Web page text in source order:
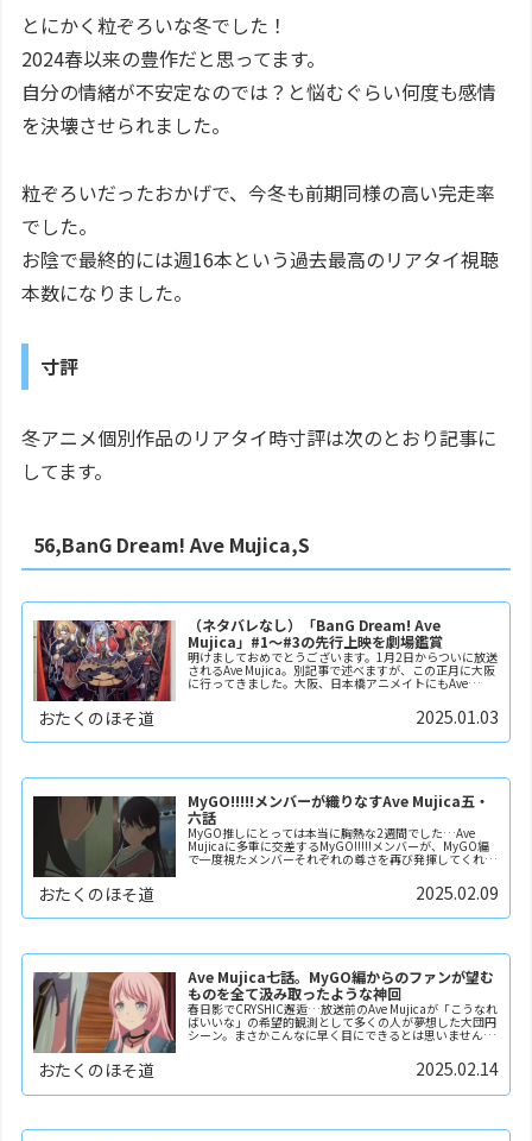
とにかく粒ぞろいな冬でした！
2024春以来の豊作だと思ってます。
自分の情緒が不安定なのでは？と悩むぐらい何度も感情
を決壊させられました。
粒ぞろいだったおかげで、今冬も前期同様の高い完走率
でした。
お陰で最終的には週16本という過去最高のリアタイ視聴
本数になりました。
寸評
冬アニメ個別作品のリアタイ時寸評は次のとおり記事に
してます。
56,BanG Dream! Ave Mujica,S
（ネタバレなし）「BanG Dream! Ave
Mujica」#1～#3の先行上映を劇場鑑賞
明けましておめでとうございます。1月2日からついに放送
されるAve Mujica。別記事で述べますが、この正月に大阪
に行ってきました。大阪、日本橋アニメイトにもAve
おたくのほそ道 2025.01.03
MyGO!!!!!メンバーが織りなすAve Mujica五・
六話
MyGO推しにとっては本当に胸熱な2週間でした…Ave
Mujicaに多重に交差するMyGO!!!!!メンバーが、MyGO編
で一度視たメンバーそれぞれの尊さを再び発揮してくれた
おたくのほそ道 2025.02.09
Ave Mujica七話。MyGO編からのファンが望む
ものを全て汲み取ったような神回
春日影でCRYSHIC邂逅…放送前のAve Mujicaが「こうなれ
ばいいな」の希望的観測として多くの人が夢想した大団円
シーン。まさかこんなに早く目にできるとは思いませんで
おたくのほそ道 2025.02.14